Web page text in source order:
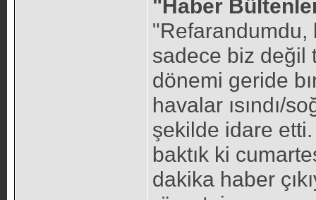
"Haber
"Refarandumdu,
sadece biz değil
dönemi geride
havalar ısındı/
şekilde idare
baktık ki
dakika haber